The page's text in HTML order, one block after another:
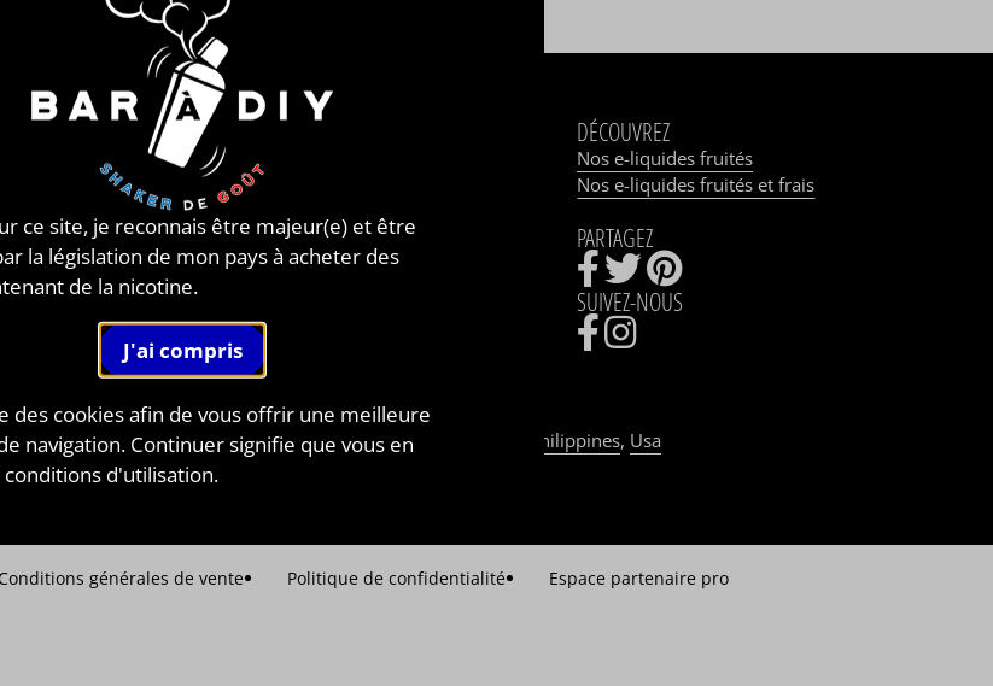
saline
NEWSLETTER
Inscrivez-vous à notre newsletter pour
recevoir les dernières infos concernant
le BAR A DIY®.
DÉCOUVREZ
Nos e-liquides fruités
Nos e-liquides fruités et frais
PARTAGEZ
SUIVEZ-NOUS
,Brésil,Canada,Danemark,France,Irlande,Italie Philippines, Usa
Si vous ne fumez pas, ne vapotez pas.
Conditions générales de vente Politique de confidentialité Espace partenaire pro
ce site, je reconnais être majeur(e) et être
la législation de mon pays à acheter des
de la nicotine.
des cookies afin de vous offrir une meilleure
navigation. Continuer signifie que vous en
conditions d'utilisation.